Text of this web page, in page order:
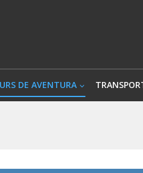
DE AVENTURA